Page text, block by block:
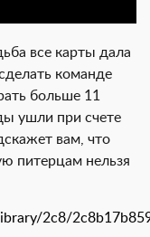
все карты дала
команде
больше 11
ушли при счете
вам, что
питерцам нельзя
2c8/